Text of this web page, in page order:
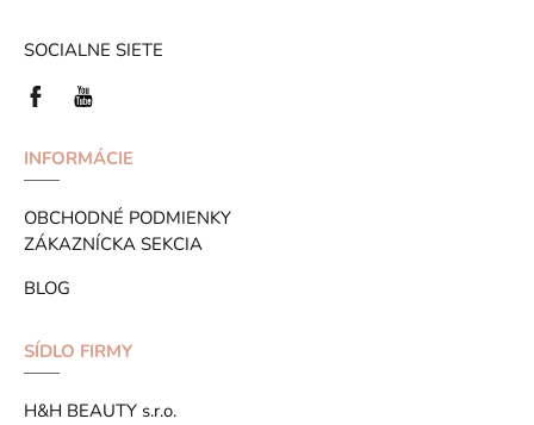
SOCIALNE SIETE
INFORMÁCIE
OBCHODNÉ PODMIENKY
ZÁKAZNÍCKA SEKCIA
BLOG
SÍDLO FIRMY
H&H BEAUTY s.r.o.